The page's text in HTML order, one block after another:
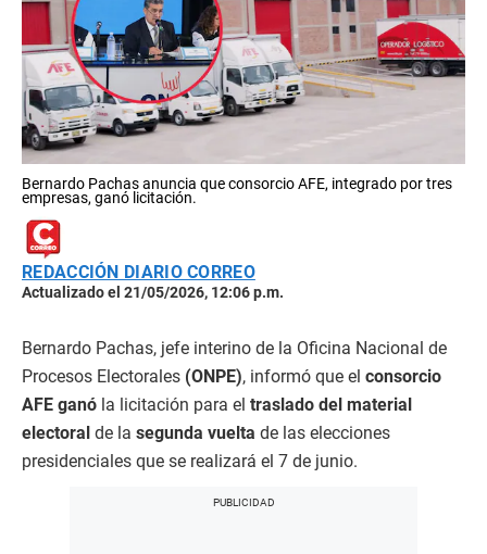
Bernardo Pachas anuncia que consorcio AFE, integrado por tres
empresas, ganó licitación.
REDACCIÓN DIARIO CORREO
Actualizado el 21/05/2026, 12:06 p.m.
Bernardo Pachas, jefe interino de la Oficina Nacional de
Procesos Electorales (ONPE), informó que el consorcio
AFE ganó la licitación para el traslado del material
electoral de la segunda vuelta de las elecciones
presidenciales que se realizará el 7 de junio.